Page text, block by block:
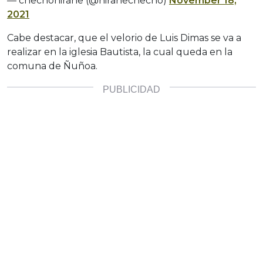
2021
Cabe destacar, que el velorio de Luis Dimas se va a
realizar en la iglesia Bautista, la cual queda en la
comuna de Ñuñoa.